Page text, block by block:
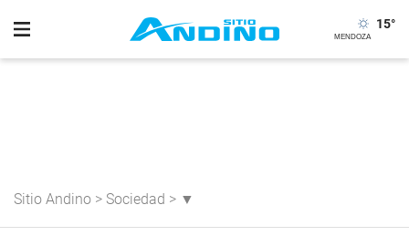
15°
Sitio Andino > Sociedad > ▼